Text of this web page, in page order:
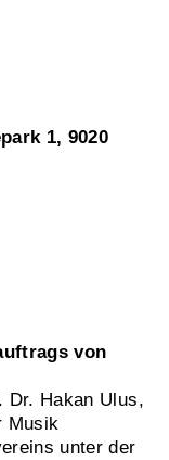
1, 9020
von
Dr. Hakan Ulus,
Musik
unter der